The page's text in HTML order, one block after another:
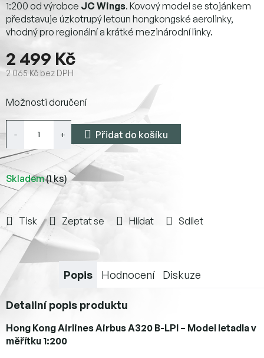
2 499 Kč
2 065 Kč bez DPH
cena:
Skladem(1 ks)
Možnosti doručení
Přidat do košíku
1:200 od výrobce JC Wings. Kovový model se stojánkem
představuje úzkotrupý letoun hongkongské aerolinky,
vhodný pro regionální a krátké mezinárodní linky.
Tisk Zeptat se Hlídat Sdílet
Popis Hodnocení Diskuze
Detailní popis produktu
Hong Kong Airlines Airbus A320 B-LPI – Model letadla v
měřítku 1:200